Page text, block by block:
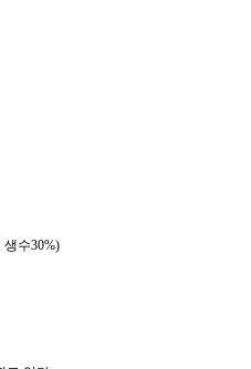
생수30%)